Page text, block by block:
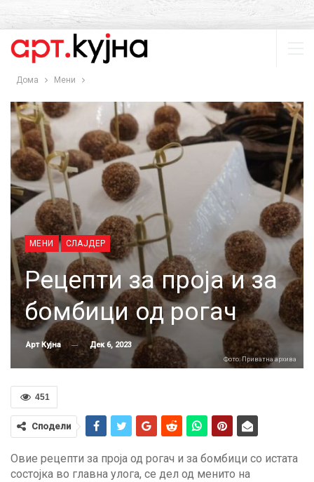
Дома Мени
МЕНИ СЛАЈДЕР
Рецепти за проја и за
бомбици од рогач
Арт Кујна Дек 6, 2023
Фото: Приватна архива
451
Сподели
Овие рецепти за проја од рогач и за бомбици со истата
состојка во главна улога, се дел од менито на